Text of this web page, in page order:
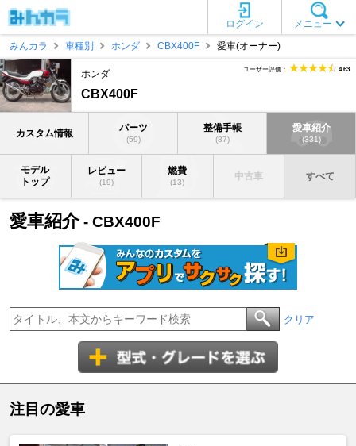
メニュー
ログイン
みんカラ
車種別 ホンダ CBX400F 愛車(オーナー)
ホンダ
CBX400F
ユーザー評価： 4.63
カスタム情報 パーツ
(59)
整備手帳
(87)
愛車紹介
(331)
モデル
トップ
レビュー
(19)
燃費
(13)
中古車 すべて
愛車紹介- CBX400F
クリア
注目の愛車